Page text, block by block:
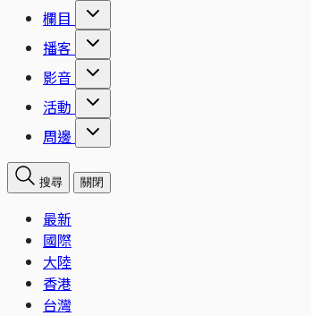
欄目
播客
影音
活動
周邊
搜尋 關閉
最新
國際
大陸
香港
台灣